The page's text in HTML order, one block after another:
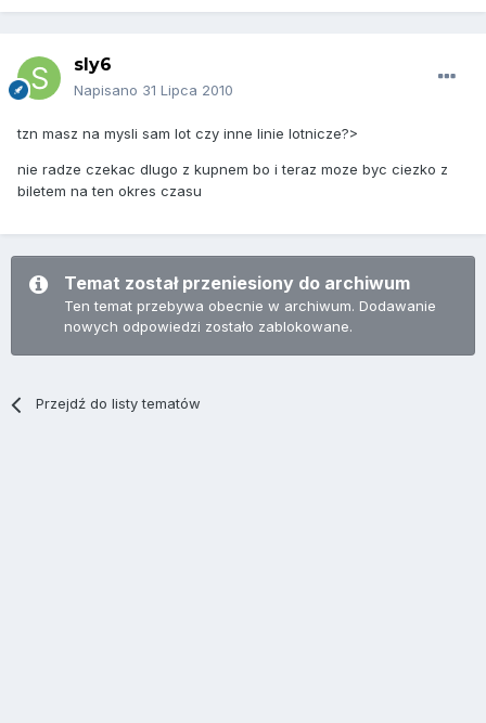
sly6
Napisano 31 Lipca 2010
tzn masz na mysli sam lot czy inne linie lotnicze?>
nie radze czekac dlugo z kupnem bo i teraz moze byc ciezko z
biletem na ten okres czasu
Temat został przeniesiony do archiwum
Ten temat przebywa obecnie w archiwum. Dodawanie
nowych odpowiedzi zostało zablokowane.
Przejdź do listy tematów